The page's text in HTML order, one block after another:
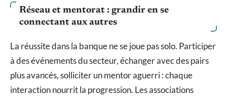
Réseau et mentorat : grandir en se
connectant aux autres
La réussite dans la banque ne se joue pas solo. Participer
à des événements du secteur, échanger avec des pairs
plus avancés, solliciter un mentor aguerri : chaque
interaction nourrit la progression. Les associations